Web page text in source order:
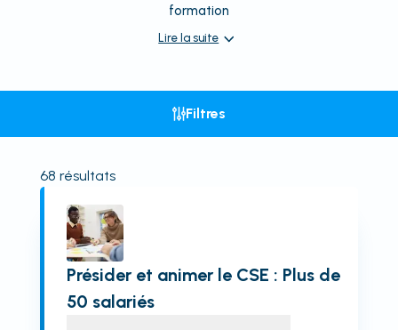
formation
Lire la suite
Filtres
68 résultats
Présider et animer le CSE : Plus de
50 salariés